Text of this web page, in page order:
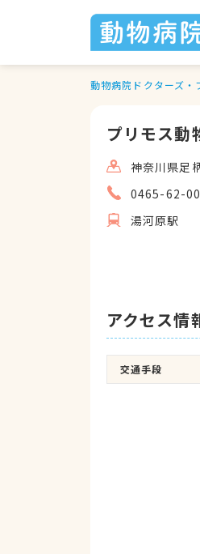
動物病院ドクターズ・
プリモス動
神奈川県足
0465-62-
湯河原駅
アクセス情
交通手段